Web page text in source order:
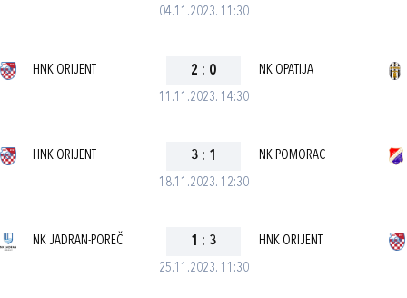
04.11.2023. 11:30
11.11.2023. 14:30
HNK ORIJENT 2 : 0 NK OPATIJA
18.11.2023. 12:30
HNK ORIJENT 3 : 1 NK POMORAC
25.11.2023. 11:30
NK JADRAN-POREČ 1 : 3 HNK ORIJENT